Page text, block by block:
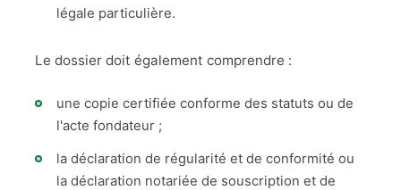
légale particulière.
Le dossier doit également comprendre :
une copie certifiée conforme des statuts ou de
l'acte fondateur ;
la déclaration de régularité et de conformité ou
la déclaration notariée de souscription et de